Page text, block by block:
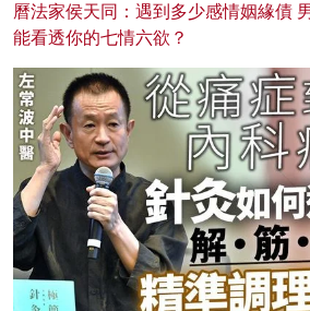
曆法家侯天同：遇到多少感情姻緣債
能看透你的七情六欲？